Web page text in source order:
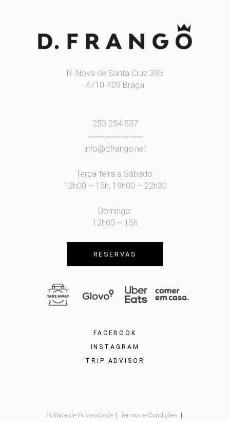
R. Nova de Santa Cruz 395
4710-409 Braga
253 254 537
chamada para rede fixa nacional
info@dfrango.net
Terça-feira a Sábado:
12h00 – 15h; 19h00 – 22h30
Domingo:
12h00 – 15h
RESERVAS
FACEBOOK
INSTAGRAM
TRIP ADVISOR
Política de Privacidade Termos e Condições